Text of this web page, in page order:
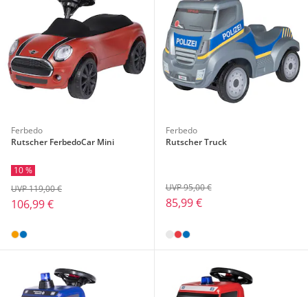
Ferbedo
Rutscher FerbedoCar Mini
10 %
106,99 €
UVP 119,00 €
Ferbedo
Rutscher Truck
85,99 €
UVP 95,00 €